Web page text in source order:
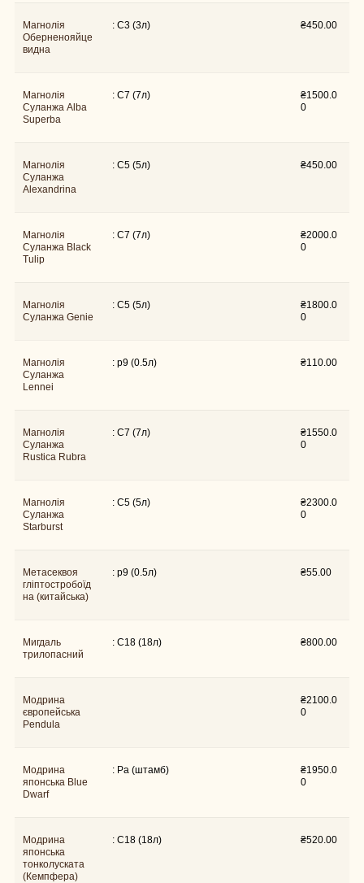
Магнолія
Оберненояйце
видна
: C3 (3л) ₴450.00
Магнолія
Суланжа Alba
Superba
: C7 (7л) ₴1500.0
0
Магнолія
Суланжа
Alexandrina
: C5 (5л) ₴450.00
Магнолія
Суланжа Black
Tulip
: C7 (7л) ₴2000.0
0
Магнолія
Суланжа Genie
: C5 (5л) ₴1800.0
0
Магнолія
Суланжа
Lennei
: p9 (0.5л) ₴110.00
Магнолія
Суланжа
Rustica Rubra
: C7 (7л) ₴1550.0
0
Магнолія
Суланжа
Starburst
: C5 (5л) ₴2300.0
0
Метасеквоя
гліптостробоїд
на (китайська)
: p9 (0.5л) ₴55.00
Мигдаль
трилопасний
: C18 (18л) ₴800.00
Модрина
європейська
Pendula
₴2100.0
0
Модрина
японська Blue
Dwarf
: Pa (штамб) ₴1950.0
0
Модрина
японська
тонколуската
(Кемпфера)
: C18 (18л) ₴520.00